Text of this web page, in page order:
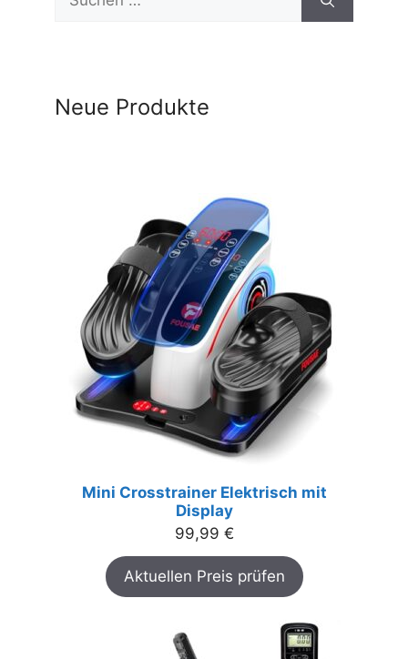
nach:
Neue Produkte
Mini Crosstrainer Elektrisch mit
Display
99,99 €
Aktuellen Preis prüfen